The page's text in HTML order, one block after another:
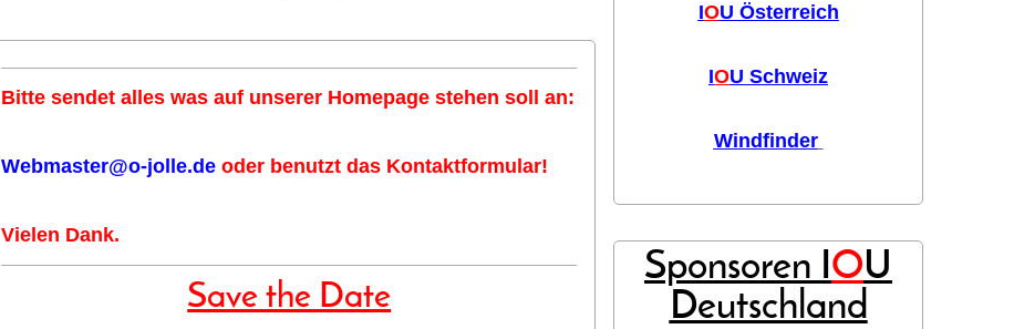
Bitte sendet alles was auf unserer Homepage stehen soll an:
Webmaster@o-jolle.de oder benutzt das Kontaktformular!
Vielen Dank.
Save the Date
IOU Österreich
IOU Schweiz
Windfinder
Sponsoren IOU
Deutschland